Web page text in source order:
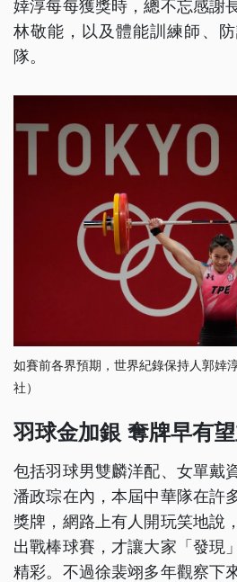
婞淳每每獲獎時，總不忘感謝
林敬能，以及體能訓練師、
隊。
如賽前各界預期，世界紀錄保持人郭婞
社）
羽球金加銀 奪牌早有
包括羽球男雙麟洋配、女單戴
潘政琮在內，本屆中華隊在許
獎牌，網路上有人開玩笑地說
出戰棒球賽，才讓大家「發現
精彩。不過徐裴翊多年觀察下